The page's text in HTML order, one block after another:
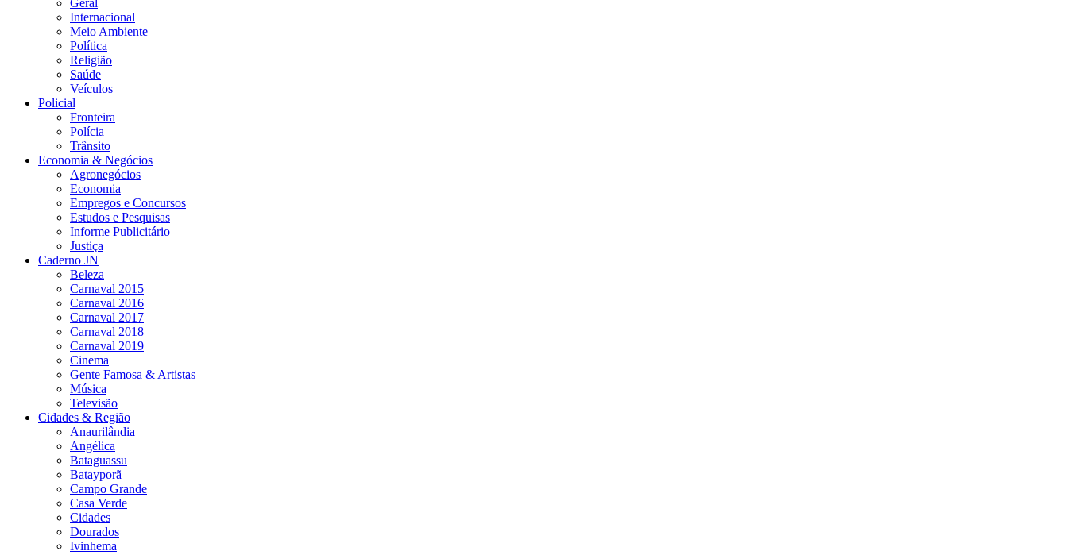
Geral
Internacional
Meio Ambiente
Política
Religião
Saúde
Veículos
Policial
Fronteira
Polícia
Trânsito
Economia & Negócios
Agronegócios
Economia
Empregos e Concursos
Estudos e Pesquisas
Informe Publicitário
Justiça
Caderno JN
Beleza
Carnaval 2015
Carnaval 2016
Carnaval 2017
Carnaval 2018
Carnaval 2019
Cinema
Gente Famosa & Artistas
Música
Televisão
Cidades & Região
Anaurilândia
Angélica
Bataguassu
Batayporã
Campo Grande
Casa Verde
Cidades
Dourados
Ivinhema